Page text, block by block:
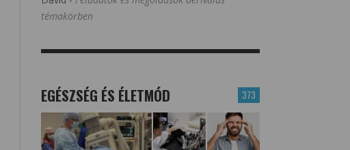
témakörben
373
EGÉSZSÉG ÉS ÉLETMÓD